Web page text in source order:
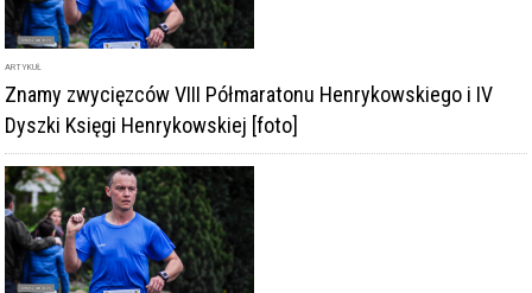
ARTYKUŁ
Znamy zwycięzców VIII Półmaratonu Henrykowskiego i IV
Dyszki Księgi Henrykowskiej [foto]